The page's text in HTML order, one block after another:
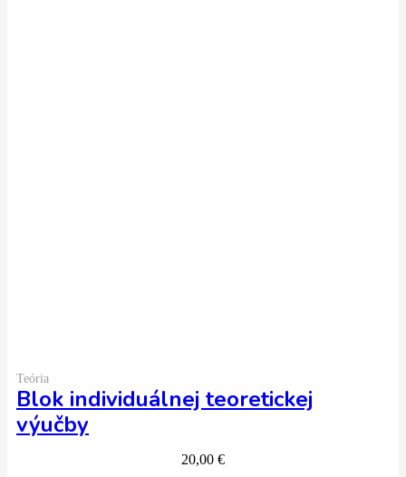
Teória
Blok individuálnej teoretickej
výučby
20,00 €